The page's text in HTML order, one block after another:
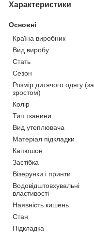
Характеристики
Основні
Країна виробник
Вид виробу
Стать
Сезон
Розмір дитячого одягу (за
зростом)
Колір
Тип тканини
Вид утеплювача
Матеріал підкладки
Капюшон
Застібка
Візерунки і принти
Водовідштовхувальні
властивості
Наявність кишень
Стан
Підкладка